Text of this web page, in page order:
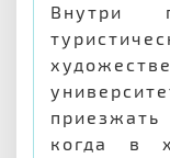
Внутри
когда в